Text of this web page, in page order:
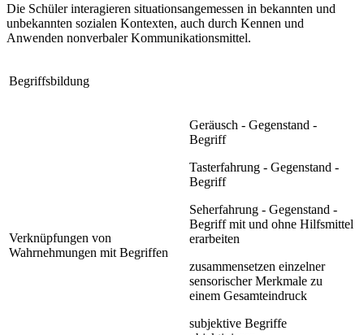
Die Schüler interagieren situationsangemessen in bekannten und
unbekannten sozialen Kontexten, auch durch Kennen und
Anwenden nonverbaler Kommunikationsmittel.
Begriffsbildung
Verknüpfungen von
Wahrnehmungen mit Begriffen
Geräusch - Gegenstand -
Begriff
Tasterfahrung - Gegenstand -
Begriff
Seherfahrung - Gegenstand -
Begriff mit und ohne Hilfsmittel
erarbeiten
zusammensetzen einzelner
sensorischer Merkmale zu
einem Gesamteindruck
subjektive Begriffe